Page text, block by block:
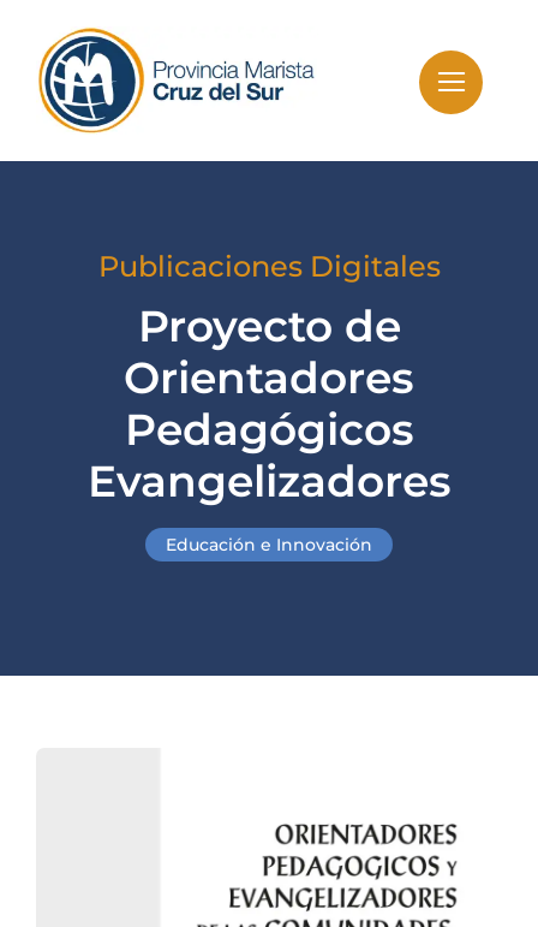
content
Publicaciones Digitales
Proyecto de
Orientadores
Pedagógicos
Evangelizadores
Educación e Innovación